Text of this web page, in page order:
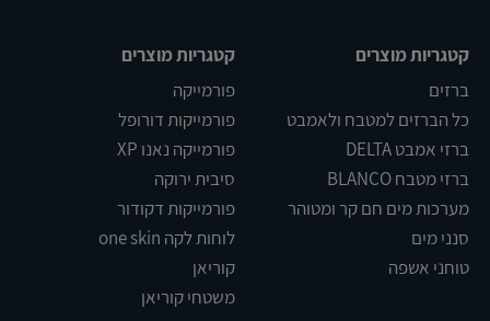
קטגריות מוצרים
ברזים
כל הברזים למטבח ולאמבט
ברזי אמבט DELTA
ברזי מטבח BLANCO
מערכות מים חם קר ומטוהר
סנני מים
טוחני אשפה
קטגריות מוצרים
פורמייקה
פורמייקות דורופל
פורמייקה נאנו XP
סיבית ירוקה
פורמייקות דקודור
לוחות לקה one skin
קוריאן
משטחי קוריאן